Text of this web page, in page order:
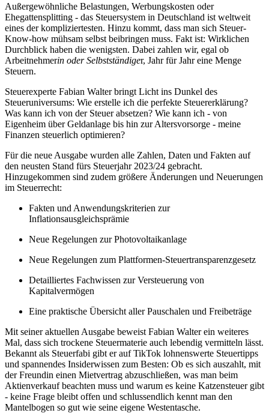
Außergewöhnliche Belastungen, Werbungskosten oder
Ehegattensplitting - das Steuersystem in Deutschland ist weltweit
eines der kompliziertesten. Hinzu kommt, dass man sich Steuer-
Know-how mühsam selbst beibringen muss. Fakt ist: Wirklichen
Durchblick haben die wenigsten. Dabei zahlen wir, egal ob
Arbeitnehmerin oder Selbstständiger, Jahr für Jahr eine Menge
Steuern.
Steuerexperte Fabian Walter bringt Licht ins Dunkel des
Steueruniversums: Wie erstelle ich die perfekte Steuererklärung?
Was kann ich von der Steuer absetzen? Wie kann ich - von
Eigenheim über Geldanlage bis hin zur Altersvorsorge - meine
Finanzen steuerlich optimieren?
Für die neue Ausgabe wurden alle Zahlen, Daten und Fakten auf
den neusten Stand fürs Steuerjahr 2023/24 gebracht.
Hinzugekommen sind zudem größere Änderungen und Neuerungen
im Steuerrecht:
Fakten und Anwendungskriterien zur
Inflationsausgleichsprämie
Neue Regelungen zur Photovoltaikanlage
Neue Regelungen zum Plattformen-Steuertransparenzgesetz
Detailliertes Fachwissen zur Versteuerung von
Kapitalvermögen
Eine praktische Übersicht aller Pauschalen und Freibeträge
Mit seiner aktuellen Ausgabe beweist Fabian Walter ein weiteres
Mal, dass sich trockene Steuermaterie auch lebendig vermitteln lässt.
Bekannt als Steuerfabi gibt er auf TikTok lohnenswerte Steuertipps
und spannendes Insiderwissen zum Besten: Ob es sich auszahlt, mit
der Freundin einen Mietvertrag abzuschließen, was man beim
Aktienverkauf beachten muss und warum es keine Katzensteuer gibt
- keine Frage bleibt offen und schlussendlich kennt man den
Mantelbogen so gut wie seine eigene Westentasche.